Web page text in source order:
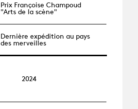
Prix Françoise Champoud
"Arts de la scène"
Dernière expédition au pays
des merveilles
2024